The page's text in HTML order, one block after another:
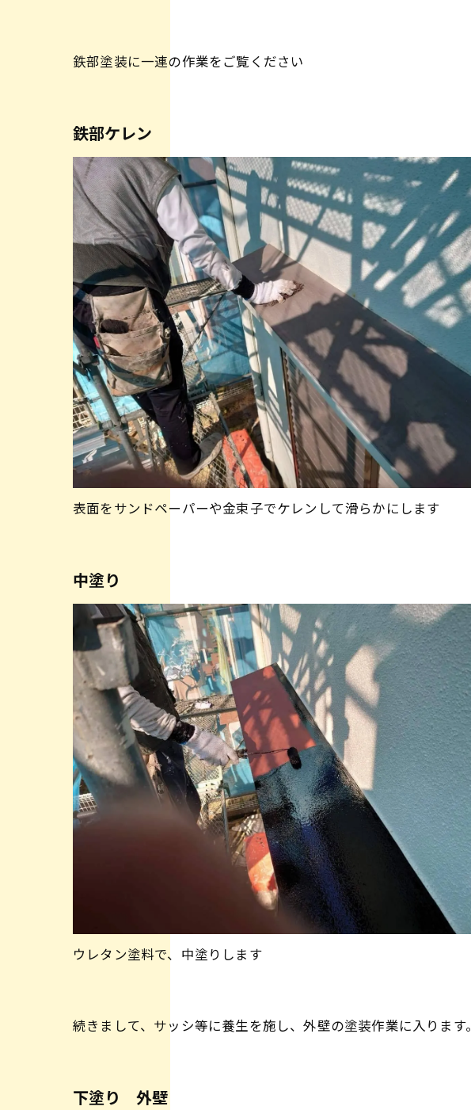
鉄部塗装に一連の作業をご覧ください
鉄部ケレン
表面をサンドペーパーや金束子でケレンして滑らかにします
中塗り
ウレタン塗料で、中塗りします
続きまして、サッシ等に養生を施し、外壁の塗装作業に入ります。
下塗り 外壁